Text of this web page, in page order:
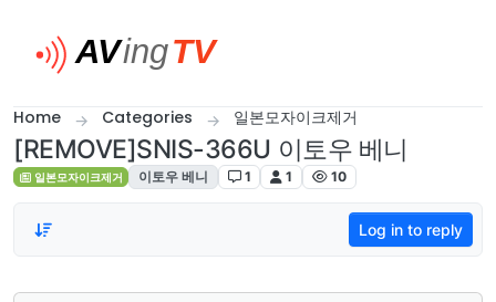
Home Categories 일본모자이크제거
[REMOVE]SNIS-366U 이토우 베니
일본모자이크제거 이토우 베니 1 1 10
Log in to reply